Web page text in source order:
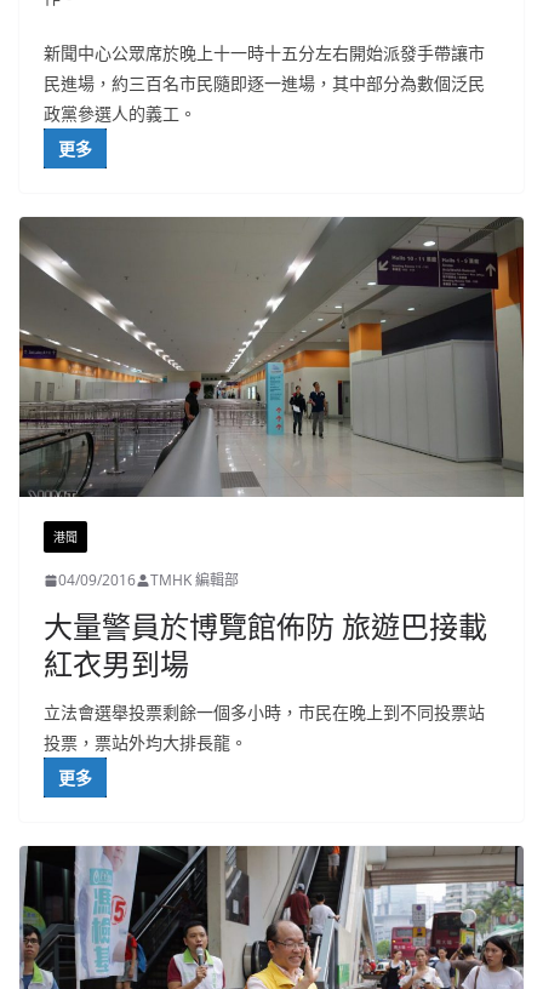
新聞中心公眾席於晚上十一時十五分左右開始派發手帶讓市
民進場，約三百名市民隨即逐一進場，其中部分為數個泛民
政黨參選人的義工。
更多
港聞
04/09/2016 TMHK 編輯部
大量警員於博覽館佈防 旅遊巴接載
紅衣男到場
立法會選舉投票剩餘一個多小時，市民在晚上到不同投票站
投票，票站外均大排長龍。
更多